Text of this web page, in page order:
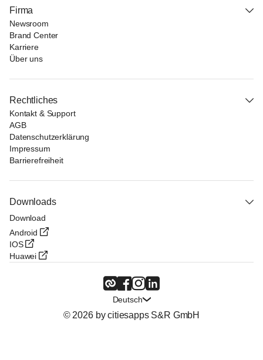
Firma
Newsroom
Brand Center
Karriere
Über uns
Rechtliches
Kontakt & Support
AGB
Datenschutzerklärung
Impressum
Barrierefreiheit
Downloads
Download
Android
IOS
Huawei
Deutsch
© 2026 by citiesapps S&R GmbH